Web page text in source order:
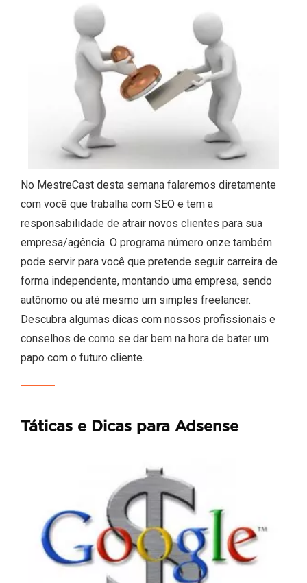
No MestreCast desta semana falaremos diretamente
com você que trabalha com SEO e tem a
responsabilidade de atrair novos clientes para sua
empresa/agência. O programa número onze também
pode servir para você que pretende seguir carreira de
forma independente, montando uma empresa, sendo
autônomo ou até mesmo um simples freelancer.
Descubra algumas dicas com nossos profissionais e
conselhos de como se dar bem na hora de bater um
papo com o futuro cliente.
Táticas e Dicas para Adsense